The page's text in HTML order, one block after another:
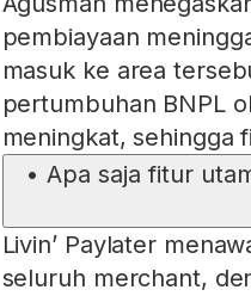
pembiayaan
masuk ke area
pertumbuhan BNPL
meningkat, sehingga
• Apa saja fitur
Livin’ Paylater
seluruh merchant,